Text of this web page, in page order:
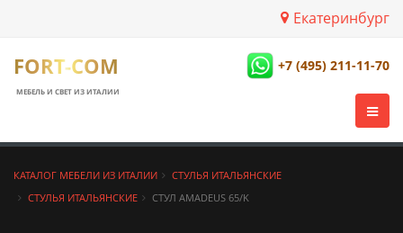
Екатеринбург
FORT-COM
МЕБЕЛЬ И СВЕТ ИЗ ИТАЛИИ
+7 (495) 211-11-70
КАТАЛОГ МЕБЕЛИ ИЗ ИТАЛИИ
СТУЛЬЯ ИТАЛЬЯНСКИЕ
СТУЛЬЯ ИТАЛЬЯНСКИЕ
СТУЛ AMADEUS 65/K